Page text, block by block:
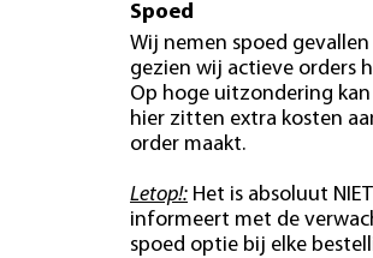
Spoed
Wij nemen spoed
gezien wij actieve orders
Op hoge uitzondering
hier zitten extra kosten
order maakt.
Letop!: Het is absoluut
informeert met de
spoed optie bij elke